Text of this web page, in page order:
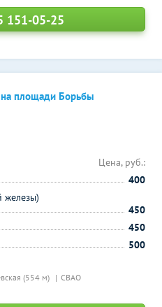
151-05-25
площади Борьбы
(554 м) СВАО
Цена, руб.:
400
железы)
450
450
500